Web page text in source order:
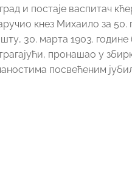
и постаје васпитач
кнез Михаило за
30. марта 1903. године
трагајући, пронашао у
посвећеним